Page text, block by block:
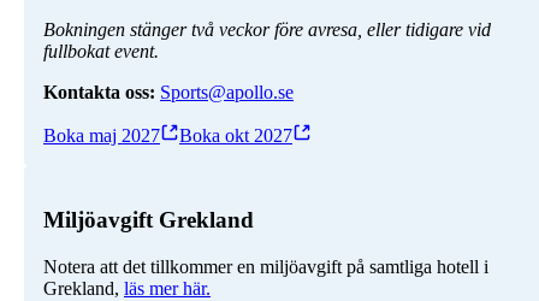
Bokningen stänger två veckor före avresa, eller tidigare vid
fullbokat event.
Kontakta oss: Sports@apollo.se
Boka maj 2027 Boka okt 2027
Miljöavgift Grekland
Notera att det tillkommer en miljöavgift på samtliga hotell i
Grekland, läs mer här.